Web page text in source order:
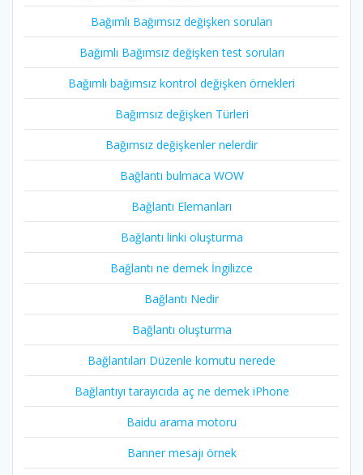
Bağımlı Bağımsız değişken soruları
Bağımlı Bağımsız değişken test soruları
Bağımlı bağımsız kontrol değişken örnekleri
Bağımsız değişken Türleri
Bağımsız değişkenler nelerdir
Bağlantı bulmaca WOW
Bağlantı Elemanları
Bağlantı linki oluşturma
Bağlantı ne demek İngilizce
Bağlantı Nedir
Bağlantı oluşturma
Bağlantıları Düzenle komutu nerede
Bağlantıyı tarayıcıda aç ne demek iPhone
Baidu arama motoru
Banner mesajı örnek